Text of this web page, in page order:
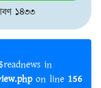
১৪৩৩
in
on line 156